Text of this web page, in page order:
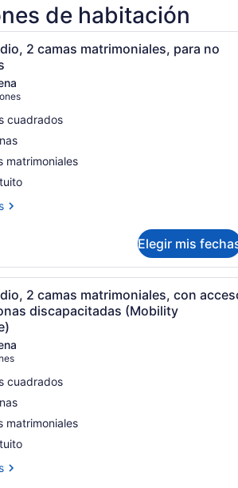
de habitación
Una habitación de hotel
2 camas matrimoniales, para no
cuadrados
matrimoniales
Elegir mis
Una habitación de hotel
2 camas matrimoniales, con
discapacitadas (Mobility
cuadrados
matrimoniales